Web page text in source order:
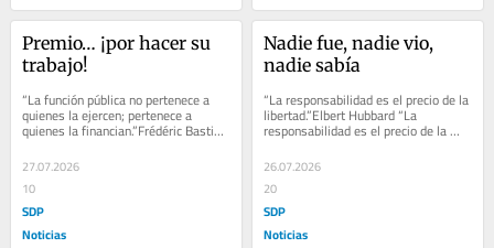
Premio… ¡por hacer su
trabajo!
“La función pública no pertenece a
quienes la ejercen; pertenece a
quienes la financian.”Frédéric Bastiat
“La función pública no pertenece...
27.07.2026
10
SDP
Noticias
Nadie fue, nadie vio,
nadie sabía
“La responsabilidad es el precio de la
libertad.”Elbert Hubbard “La
responsabilidad es el precio de la
libertad.” “La impunidad empieza...
26.07.2026
20
SDP
Noticias